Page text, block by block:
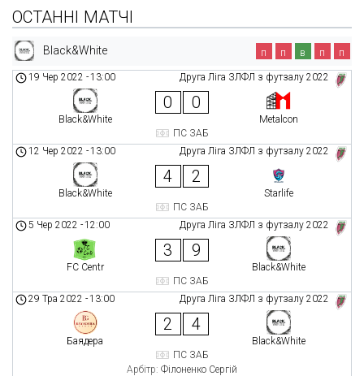
ОСТАННІ МАТЧІ
Black&White п п в п п
Друга Ліга ЗЛФЛ з футзалу 2022
19 Чер 2022 -13:00
Black&White
0 0
Metalcon
ПС ЗАБ
Друга Ліга ЗЛФЛ з футзалу 2022
12 Чер 2022 -13:00
Black&White
4 2
Starlife
ПС ЗАБ
Друга Ліга ЗЛФЛ з футзалу 2022
5 Чер 2022 -12:00
FC Centr
3 9
Black&White
ПС ЗАБ
Друга Ліга ЗЛФЛ з футзалу 2022
29 Тра 2022 -13:00
Баядера
2 4
Black&White
ПС ЗАБ
Арбітр: Філоненко Сергій